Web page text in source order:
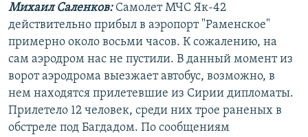
Михаил Саленков:Самолет МЧС Як-42
действительно прибыл в аэропорт "Раменское"
примерно около восьми часов. К сожалению, на
сам аэродром нас не пустили. В данный момент из
ворот аэродрома выезжает автобус, возможно, в
нем находятся прилетевшие из Сирии дипломаты.
Прилетело 12 человек, среди них трое раненых в
обстреле под Багдадом. По сообщениям